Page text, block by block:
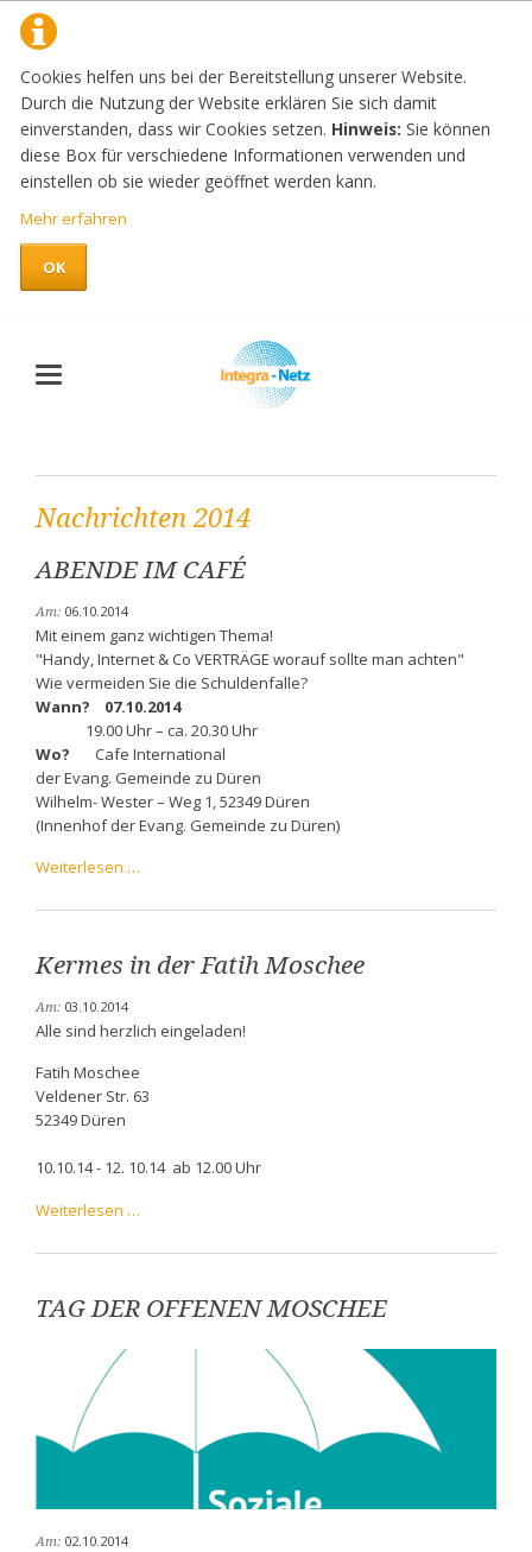
Cookies helfen uns bei der Bereitstellung unserer Website.
Durch die Nutzung der Website erklären Sie sich damit
einverstanden, dass wir Cookies setzen. Hinweis: Sie können
diese Box für verschiedene Informationen verwenden und
einstellen ob sie wieder geöffnet werden kann.
Mehr erfahren
OK
Nachrichten 2014
ABENDE IM CAFÉ
Am: 06.10.2014
Mit einem ganz wichtigen Thema!
"Handy, Internet & Co VERTRÄGE worauf sollte man achten"
Wie vermeiden Sie die Schuldenfalle?
Wann? 07.10.2014
19.00 Uhr – ca. 20.30 Uhr
Wo? Cafe International
der Evang. Gemeinde zu Düren
Wilhelm- Wester – Weg 1, 52349 Düren
(Innenhof der Evang. Gemeinde zu Düren)
Weiterlesen …ABENDE
CAFÉ
Kermes in der Fatih Moschee
Am: 03.10.2014
Alle sind herzlich eingeladen!
Fatih Moschee
Veldener Str. 63
52349 Düren
10.10.14 - 12. 10.14 ab 12.00 Uhr
Weiterlesen …Kermes
der
Moschee
TAG DER OFFENEN MOSCHEE
Am: 02.10.2014